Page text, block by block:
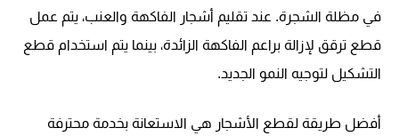
في مظلة الشجرة. عند تقليم أشجار الفاكهة والعنب، يتم عمل
قطع ترقق لإزالة براعم الفاكهة الزائدة، بينما يتم استخدام قطع
التشكيل لتوجيه النمو الجديد.
أفضل طريقة لقطع الأشجار هي الاستعانة بخدمة محترفة